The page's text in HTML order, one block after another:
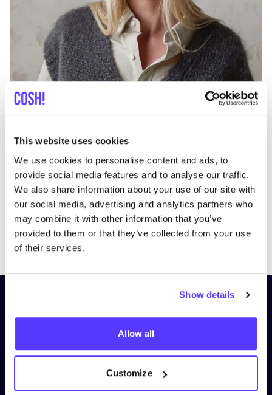
This website uses cookies
We use cookies to personalise content and ads, to
provide social media features and to analyse our traffic.
We also share information about your use of our site with
our social media, advertising and analytics partners who
may combine it with other information that you’ve
provided to them or that they’ve collected from your use
of their services.
Show details
Allow all
Customize
PreviousNext
Schrijf je in op onze nieuwsbrief
en blijf op de hoogte!
Voornaam*